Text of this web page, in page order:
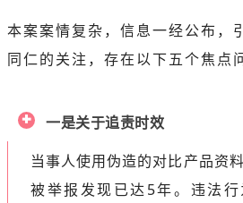
本案案情复杂，信息一经公布，
同仁的关注，存在以下五个焦点
一是关于追责时效
当事人使用伪造的对比产品资
被举报发现已达5年。违法